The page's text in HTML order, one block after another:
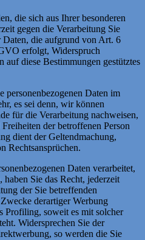
die sich aus Ihrer besonderen
gegen die Verarbeitung Sie
Daten, die aufgrund von Art. 6
erfolgt, Widerspruch
diese Bestimmungen gestütztes
personenbezogenen Daten im
es sei denn, wir können
für die Verarbeitung nachweisen,
der betroffenen Person
dient der Geltendmachung,
Rechtsansprüchen.
Daten verarbeitet,
Sie das Recht, jederzeit
der Sie betreffenden
derartiger Werbung
Profiling, soweit es mit solcher
Widersprechen Sie der
so werden die Sie